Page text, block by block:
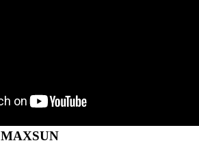
MAXSUN